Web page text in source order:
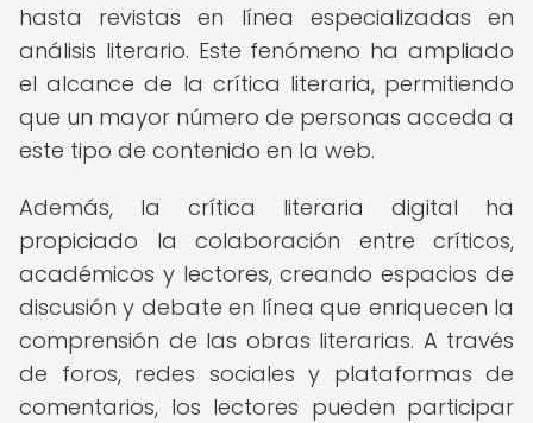
hasta revistas en línea especializadas en
análisis literario. Este fenómeno ha ampliado
el alcance de la crítica literaria, permitiendo
que un mayor número de personas acceda a
este tipo de contenido en la web.
Además, la crítica literaria digital ha
propiciado la colaboración entre críticos,
académicos y lectores, creando espacios de
discusión y debate en línea que enriquecen la
comprensión de las obras literarias. A través
de foros, redes sociales y plataformas de
comentarios, los lectores pueden participar